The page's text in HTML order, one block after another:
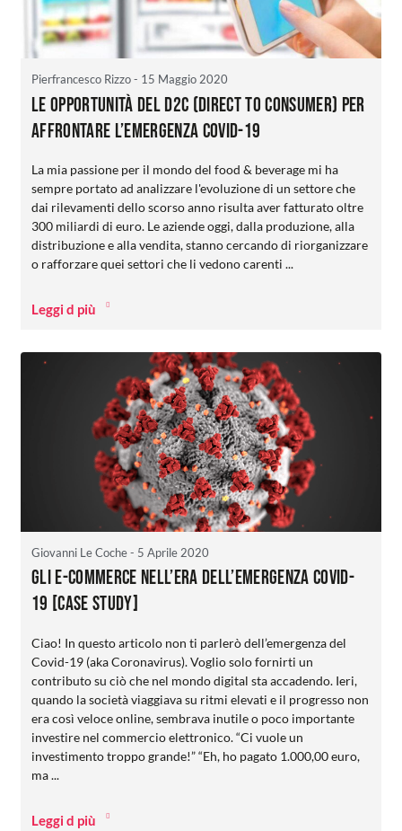
Pierfrancesco Rizzo- 15 Maggio 2020
Le opportunità del D2C (Direct to Consumer) per
affrontare l’emergenza COVID-19
La mia passione per il mondo del food & beverage mi ha
sempre portato ad analizzare l'evoluzione di un settore che
dai rilevamenti dello scorso anno risulta aver fatturato oltre
300 miliardi di euro. Le aziende oggi, dalla produzione, alla
distribuzione e alla vendita, stanno cercando di riorganizzare
o rafforzare quei settori che li vedono carenti ...
Leggi d più
Giovanni Le Coche- 5 Aprile 2020
Gli e-commerce nell’era dell’emergenza Covid-
19 [case study]
Ciao! In questo articolo non ti parlerò dell’emergenza del
Covid-19 (aka Coronavirus). Voglio solo fornirti un
contributo su ciò che nel mondo digital sta accadendo. Ieri,
quando la società viaggiava su ritmi elevati e il progresso non
era così veloce online, sembrava inutile o poco importante
investire nel commercio elettronico. “Ci vuole un
investimento troppo grande!” “Eh, ho pagato 1.000,00 euro,
ma ...
Leggi d più